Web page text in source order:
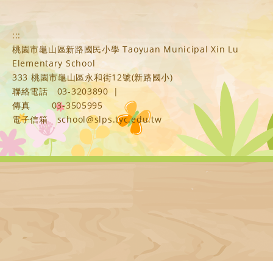
:::
桃園市龜山區新路國民小學 Taoyuan Municipal Xin Lu
Elementary School
333 桃園市龜山區永和街12號(新路國小)
聯絡電話
03-3203890
|
傳真
03-3505995
電子信箱
school@slps.tyc.edu.tw